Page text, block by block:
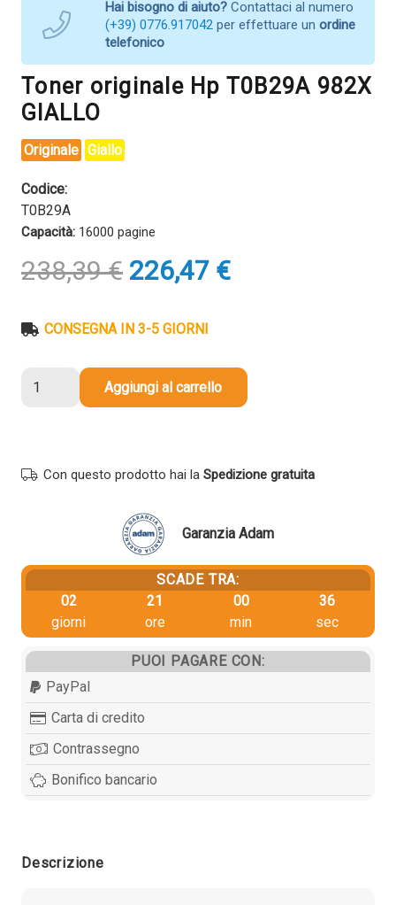
Hai bisogno di aiuto? Contattaci al numero
(+39) 0776.917042 per effettuare un ordine
telefonico
Toner originale Hp T0B29A 982X
GIALLO
Originale Giallo
Codice:
T0B29A
Capacità: 16000 pagine
238,39€ Il
prezzo
era:
226,47 €Il
prezzo
CONSEGNA IN 3-5 GIORNI
GIALLO
Aggiungi al carrello
Con questo prodotto hai la Spedizione gratuita
Garanzia Adam
SCADE TRA:
02
giorni
21
ore
00
min
36
sec
PUOI PAGARE CON:
PayPal
Carta di credito
Contrassegno
Bonifico bancario
Descrizione